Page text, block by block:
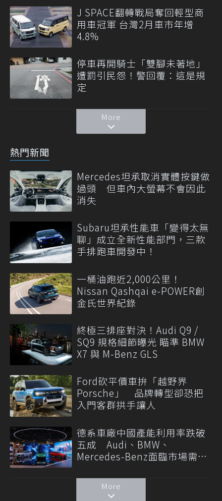
J SPACE翻轉戰局奪回輕型商
用車冠軍 台灣2月車市年增
4.8%
停車再開騎士「雙腳未著地」
遭罰引民怨！警回覆：這是規
定
More
熱門新聞
Mercedes坦承取消實體按鍵做
過頭 但車內大螢幕不會因此
消失
Subaru坦承性能車「變得太無
聊」成立全新性能部門，三款
手排跑車開發中！
一桶油跑近2,000公里！
Nissan Qashqai e-POWER創
金氏世界紀錄
終極三排座對決！Audi Q9 /
SQ9 規格細節曝光 瞄準 BMW
X7 與 M-Benz GLS
Ford砍平價車拚「越野界
Porsche」 品牌轉型卻恐把
入門客群拱手讓人
德系車廠中國產能利用率跌破
五成 Audi、BMW、
Mercedes-Benz面臨市場需求
More